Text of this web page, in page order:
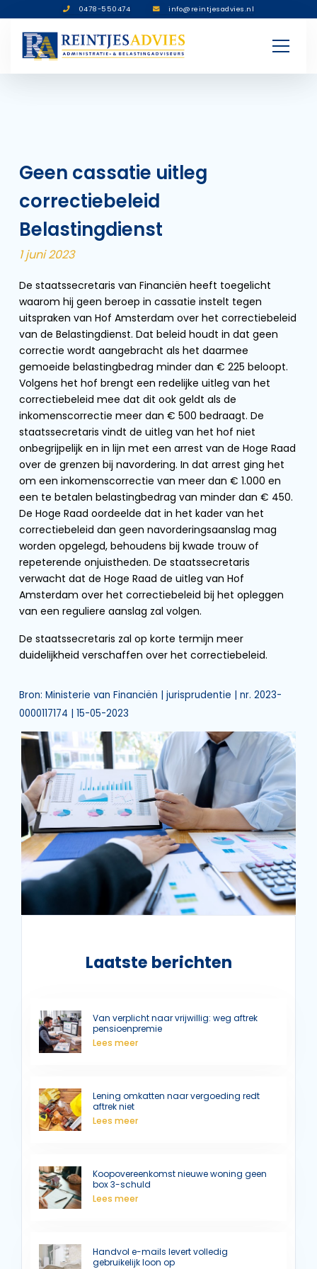
0478-550474 info@reintjesadvies.nl
Geen cassatie uitleg
correctiebeleid
Belastingdienst
1 juni 2023
De staatssecretaris van Financiën heeft toegelicht
waarom hij geen beroep in cassatie instelt tegen
uitspraken van Hof Amsterdam over het correctiebeleid
van de Belastingdienst. Dat beleid houdt in dat geen
correctie wordt aangebracht als het daarmee
gemoeide belastingbedrag minder dan € 225 beloopt.
Volgens het hof brengt een redelijke uitleg van het
correctiebeleid mee dat dit ook geldt als de
inkomenscorrectie meer dan € 500 bedraagt. De
staatssecretaris vindt de uitleg van het hof niet
onbegrijpelijk en in lijn met een arrest van de Hoge Raad
over de grenzen bij navordering. In dat arrest ging het
om een inkomenscorrectie van meer dan € 1.000 en
een te betalen belastingbedrag van minder dan € 450.
De Hoge Raad oordeelde dat in het kader van het
correctiebeleid dan geen navorderingsaanslag mag
worden opgelegd, behoudens bij kwade trouw of
repeterende onjuistheden. De staatssecretaris
verwacht dat de Hoge Raad de uitleg van Hof
Amsterdam over het correctiebeleid bij het opleggen
van een reguliere aanslag zal volgen.
De staatssecretaris zal op korte termijn meer
duidelijkheid verschaffen over het correctiebeleid.
Bron: Ministerie van Financiën | jurisprudentie | nr. 2023-
0000117174 | 15-05-2023
Laatste berichten
Van verplicht naar vrijwillig: weg aftrek
pensioenpremie
Lees meer
Lening omkatten naar vergoeding redt
aftrek niet
Lees meer
Koopovereenkomst nieuwe woning geen
box 3-schuld
Lees meer
Handvol e-mails levert volledig
gebruikelijk loon op